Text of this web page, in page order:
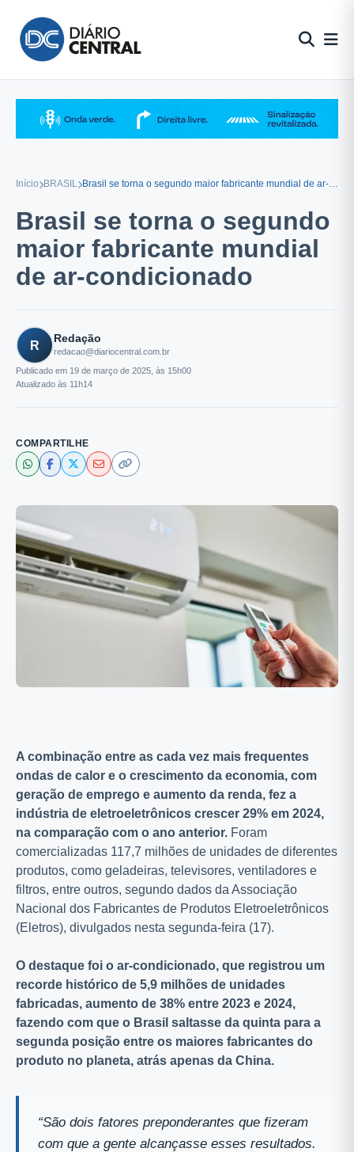
conteúdo
Início BRASIL Brasil se torna o segundo maior fabricante mundial de ar-condicionado
Brasil se torna o segundo
maior fabricante mundial
de ar-condicionado
R
Redação
redacao@diariocentral.com.br
Publicado em 19 de março de 2025, às 15h00
Atualizado às 11h14
COMPARTILHE
A combinação entre as cada vez mais frequentes
ondas de calor e o crescimento da economia, com
geração de emprego e aumento da renda, fez a
indústria de eletroeletrônicos crescer 29% em 2024,
na comparação com o ano anterior. Foram
comercializadas 117,7 milhões de unidades de diferentes
produtos, como geladeiras, televisores, ventiladores e
filtros, entre outros, segundo dados da Associação
Nacional dos Fabricantes de Produtos Eletroeletrônicos
(Eletros), divulgados nesta segunda-feira (17).
O destaque foi o ar-condicionado, que registrou um
recorde histórico de 5,9 milhões de unidades
fabricadas, aumento de 38% entre 2023 e 2024,
fazendo com que o Brasil saltasse da quinta para a
segunda posição entre os maiores fabricantes do
produto no planeta, atrás apenas da China.
“São dois fatores preponderantes que fizeram
com que a gente alcançasse esses resultados.